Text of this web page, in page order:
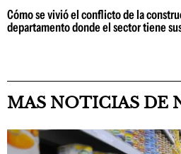
Cómo se vivió el conflicto de la
departamento donde el sector tiene
MAS NOTICIAS DE